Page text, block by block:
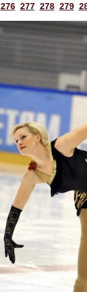
276 277 278 279